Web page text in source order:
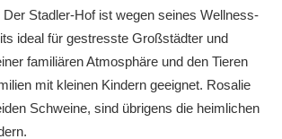
Stadler-Hof ist wegen seines Wellness-
ideal für gestresste Großstädter und
familiären Atmosphäre und den Tieren
mit kleinen Kindern geeignet. Rosalie
Schweine, sind übrigens die heimlichen